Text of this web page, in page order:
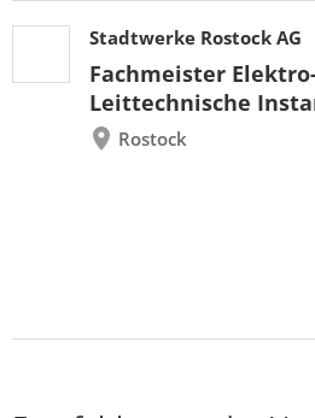
Stadtwerke Rostock AG
Fachmeister
Leittechnische
Rostock